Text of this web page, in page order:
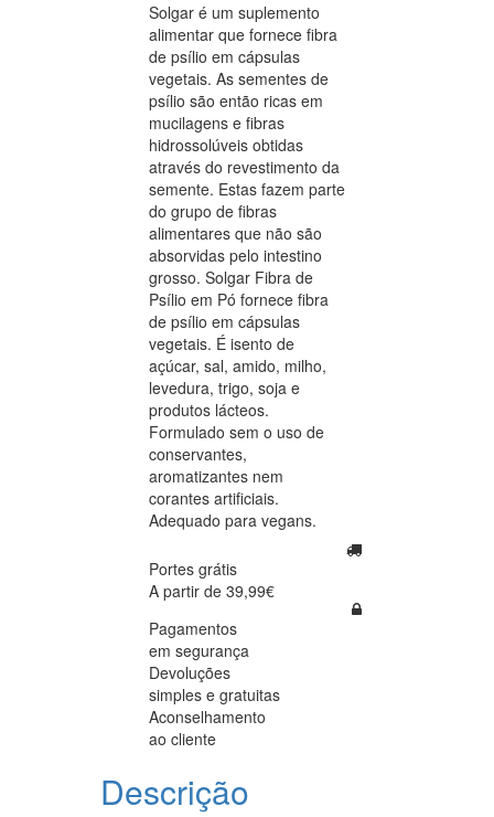
Solgar é um suplemento
alimentar que fornece fibra
de psílio em cápsulas
vegetais. As sementes de
psílio são então ricas em
mucilagens e fibras
hidrossolúveis obtidas
através do revestimento da
semente. Estas fazem parte
do grupo de fibras
alimentares que não são
absorvidas pelo intestino
grosso. Solgar Fibra de
Psílio em Pó fornece fibra
de psílio em cápsulas
vegetais. É isento de
açúcar, sal, amido, milho,
levedura, trigo, soja e
produtos lácteos.
Formulado sem o uso de
conservantes,
aromatizantes nem
corantes artificiais.
Adequado para vegans.
Portes grátis
A partir de 39,99€
Pagamentos
em segurança
Devoluções
simples e gratuitas
Aconselhamento
ao cliente
Descrição